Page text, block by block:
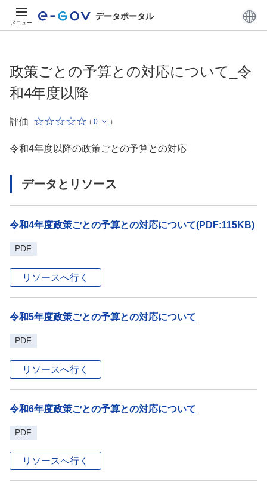
メニュー
データポータル
政策ごとの予算との対応について_令
和4年度以降
評価 ( 0 )
令和4年度以降の政策ごとの予算との対応
データとリソース
令和4年度政策ごとの予算との対応について(PDF:115KB)
PDF
リソースへ行く
令和5年度政策ごとの予算との対応について
PDF
リソースへ行く
令和6年度政策ごとの予算との対応について
PDF
リソースへ行く